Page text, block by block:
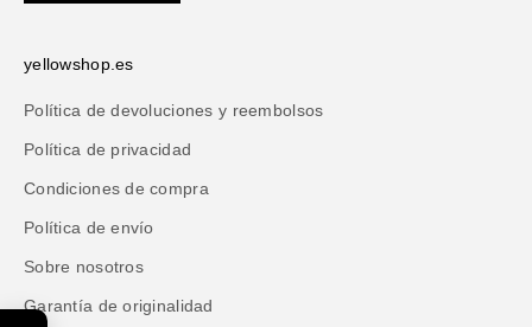
yellowshop.es
Política de devoluciones y reembolsos
Política de privacidad
Condiciones de compra
Política de envío
Sobre nosotros
Garantía de originalidad